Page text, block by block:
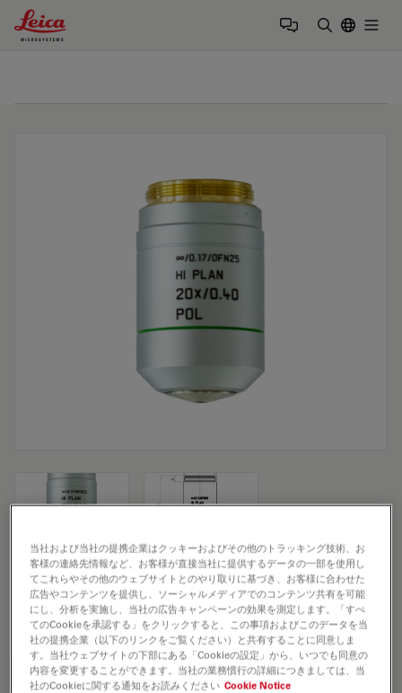
Leica Microsystems Logo
Microscope Objective HI PLAN 20x/0,40
POL
見積依頼
当社および当社の提携企業はクッキーおよびその他のトラッキング技術、お
客様の連絡先情報など、お客様が直接当社に提供するデータの一部を使用し
てこれらやその他のウェブサイトとのやり取りに基づき、お客様に合わせた
広告やコンテンツを提供し、ソーシャルメディアでのコンテンツ共有を可能
にし、分析を実施し、当社の広告キャンペーンの効果を測定します。「すべ
てのCookieを承認する」をクリックすると、この事項およびこのデータを当
社の提携企業（以下のリンクをご覧ください）と共有することに同意しま
す。当社ウェブサイトの下部にある「Cookieの設定」から、いつでも同意の
内容を変更することができます。当社の業務慣行の詳細につきましては、当
社のCookieに関する通知をお読みください Cookie Notice